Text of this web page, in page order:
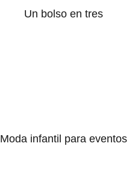
Un bolso en tres
Moda infantil para eventos